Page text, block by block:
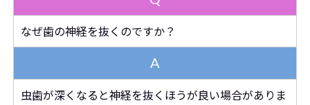
なぜ歯の神経を抜くのですか？
A
虫歯が深くなると神経を抜くほうが良い場合がありま